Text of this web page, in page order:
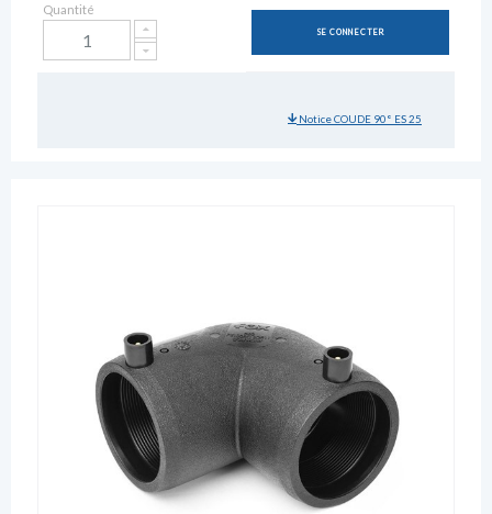
Quantité
SE CONNECTER
Notice COUDE 90° ES 25